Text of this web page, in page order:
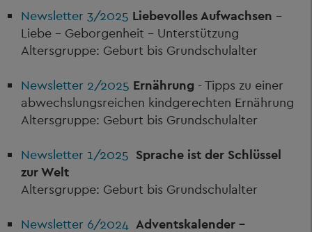
Newsletter 3/2025 Liebevolles Aufwachsen -
Liebe - Geborgenheit - Unterstützung
Altersgruppe: Geburt bis Grundschulalter
Newsletter 2/2025 Ernährung - Tipps zu einer
abwechslungsreichen kindgerechten Ernährung
Altersgruppe: Geburt bis Grundschulalter
Newsletter 1/2025 Sprache ist der Schlüssel
zur Welt
Altersgruppe: Geburt bis Grundschulalter
Newsletter 6/2024 Adventskalender -